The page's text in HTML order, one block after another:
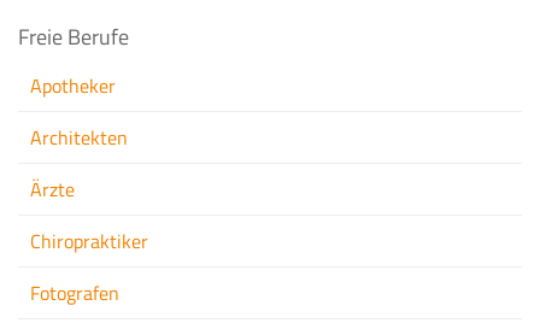
Freie Berufe
Apotheker
Architekten
Ärzte
Chiropraktiker
Fotografen